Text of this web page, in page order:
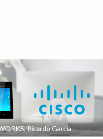
Ricardo Garcia